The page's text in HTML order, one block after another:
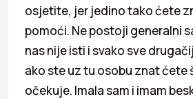
osjetite, jer jedino tako ćete
pomoći. Ne postoji generalni
nas nije isti i svako sve
ako ste uz tu osobu znat ćete
očekuje. Imala sam i imam